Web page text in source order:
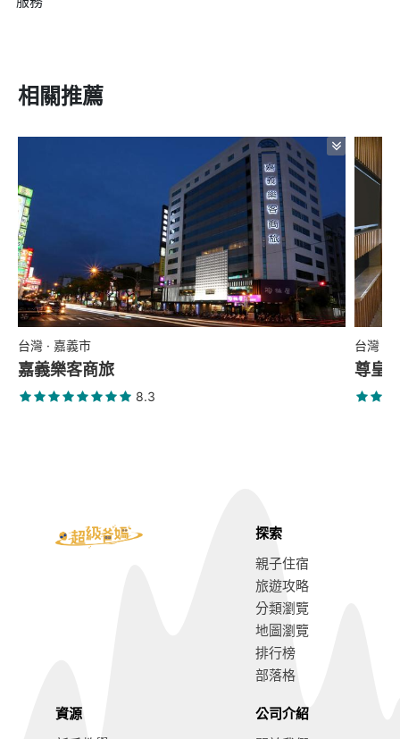
相關推薦
台灣 · 嘉義市
嘉義樂客商旅
8.3
台灣 ·
尊皇
探索
親子住宿
旅遊攻略
分類瀏覽
地圖瀏覽
排行榜
部落格
資源
公司介紹